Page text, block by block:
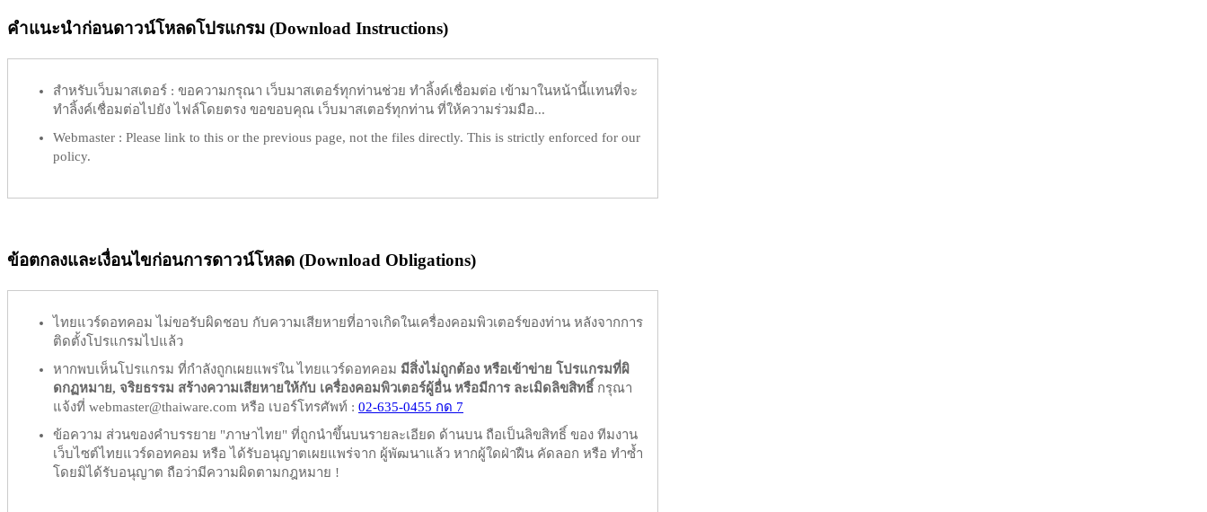
คำแนะนำก่อนดาวน์โหลดโปรแกรม (Download Instructions)
สำหรับเว็บมาสเตอร์ : ขอความกรุณา เว็บมาสเตอร์ทุกท่านช่วย ทำลิ้งค์เชื่อมต่อ เข้ามาในหน้านี้แทนที่จะ
ทำลิ้งค์เชื่อมต่อไปยัง ไฟล์โดยตรง ขอขอบคุณ เว็บมาสเตอร์ทุกท่าน ที่ให้ความร่วมมือ...
Webmaster : Please link to this or the previous page, not the files directly. This is strictly enforced for our
policy.
ข้อตกลงและเงื่อนไขก่อนการดาวน์โหลด (Download Obligations)
ไทยแวร์ดอทคอม ไม่ขอรับผิดชอบ กับความเสียหายที่อาจเกิดในเครื่องคอมพิวเตอร์ของท่าน หลังจากการ
ติดตั้งโปรแกรมไปแล้ว
หากพบเห็นโปรแกรม ที่กำลังถูกเผยแพร่ใน ไทยแวร์ดอทคอม มีสิ่งไม่ถูกต้อง หรือเข้าข่าย โปรแกรมที่ผิ
ดกฏหมาย, จริยธรรม สร้างความเสียหายให้กับ เครื่องคอมพิวเตอร์ผู้อื่น หรือมีการ ละเมิดลิขสิทธิ์ กรุณา
แจ้งที่ webmaster@thaiware.com หรือ เบอร์โทรศัพท์ : 02-635-0455 กด 7
ข้อความ ส่วนของคำบรรยาย "ภาษาไทย" ที่ถูกนำขึ้นบนรายละเอียด ด้านบน ถือเป็นลิขสิทธิ์ ของ ทีมงาน
เว็บไซต์ไทยแวร์ดอทคอม หรือ ได้รับอนุญาตเผยแพร่จาก ผู้พัฒนาแล้ว หากผู้ใดฝ่าฝืน คัดลอก หรือ ทำซ้ำ
โดยมิได้รับอนุญาต ถือว่ามีความผิดตามกฎหมาย !